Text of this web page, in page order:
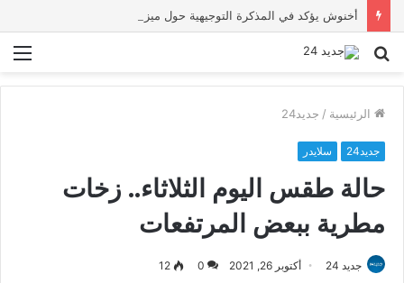
بحث
الرئيسية / جديد24
جديد24 سلايدر
حالة طقس اليوم الثلاثاء.. زخات
مطرية ببعض المرتفعات
جديد 24 أكتوبر 26, 2021 0
12